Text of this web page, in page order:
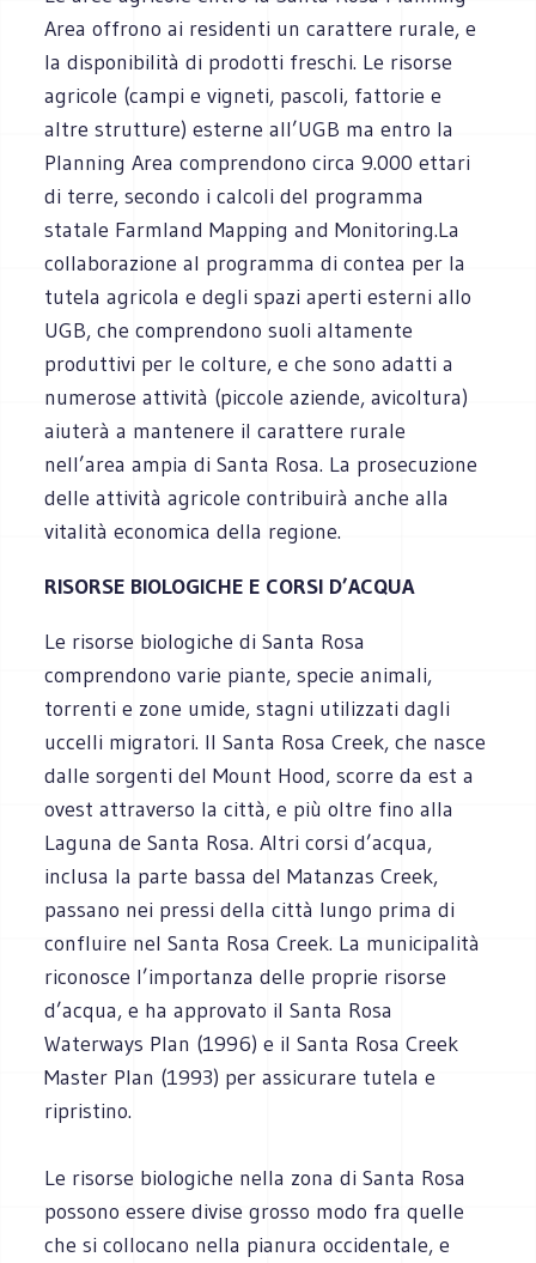
Area offrono ai residenti un carattere rurale, e
la disponibilità di prodotti freschi. Le risorse
agricole (campi e vigneti, pascoli, fattorie e
altre strutture) esterne all’UGB ma entro la
Planning Area comprendono circa 9.000 ettari
di terre, secondo i calcoli del programma
statale Farmland Mapping and Monitoring.La
collaborazione al programma di contea per la
tutela agricola e degli spazi aperti esterni allo
UGB, che comprendono suoli altamente
produttivi per le colture, e che sono adatti a
numerose attività (piccole aziende, avicoltura)
aiuterà a mantenere il carattere rurale
nell’area ampia di Santa Rosa. La prosecuzione
delle attività agricole contribuirà anche alla
vitalità economica della regione.
RISORSE BIOLOGICHE E CORSI D’ACQUA
Le risorse biologiche di Santa Rosa
comprendono varie piante, specie animali,
torrenti e zone umide, stagni utilizzati dagli
uccelli migratori. Il Santa Rosa Creek, che nasce
dalle sorgenti del Mount Hood, scorre da est a
ovest attraverso la città, e più oltre fino alla
Laguna de Santa Rosa. Altri corsi d’acqua,
inclusa la parte bassa del Matanzas Creek,
passano nei pressi della città lungo prima di
confluire nel Santa Rosa Creek. La municipalità
riconosce l’importanza delle proprie risorse
d’acqua, e ha approvato il Santa Rosa
Waterways Plan (1996) e il Santa Rosa Creek
Master Plan (1993) per assicurare tutela e
ripristino.
Le risorse biologiche nella zona di Santa Rosa
possono essere divise grosso modo fra quelle
che si collocano nella pianura occidentale, e